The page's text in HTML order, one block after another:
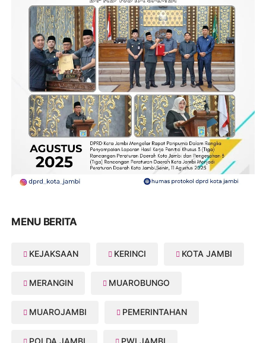
MENU BERITA
KEJAKSAAN KERINCI KOTA JAMBI
MERANGIN MUAROBUNGO
MUAROJAMBI PEMERINTAHAN